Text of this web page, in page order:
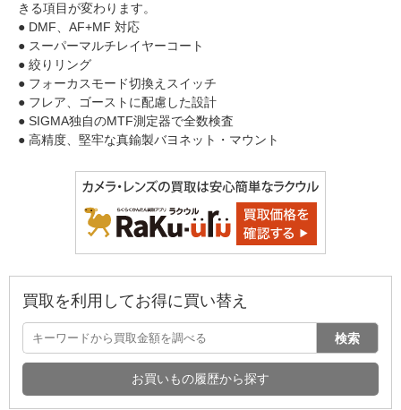
きる項目が変わります。
● DMF、AF+MF 対応
● スーパーマルチレイヤーコート
● 絞りリング
● フォーカスモード切換えスイッチ
● フレア、ゴーストに配慮した設計
● SIGMA独自のMTF測定器で全数検査
● 高精度、堅牢な真鍮製バヨネット・マウント
買取を利用してお得に買い替え
検索
お買いもの履歴から探す